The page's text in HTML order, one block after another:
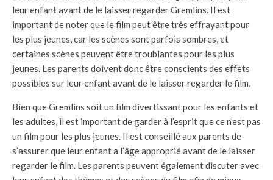
leur enfant avant de le laisser regarder Gremlins. Il est
important de noter que le film peut être très effrayant pour
les plus jeunes, car les scènes sont parfois sombres, et
certaines scènes peuvent être troublantes pour les plus
jeunes. Les parents doivent donc être conscients des effets
possibles sur leur enfant avant de le laisser regarder le film.
Bien que Gremlins soit un film divertissant pour les enfants et
les adultes, il est important de garder à l’esprit que ce n’est pas
un film pour les plus jeunes. Il est conseillé aux parents de
s’assurer que leur enfant a l’âge approprié avant de le laisser
regarder le film. Les parents peuvent également discuter avec